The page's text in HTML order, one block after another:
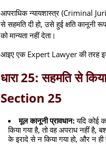
आपराधिक न्यायशास्त्र (Criminal
से सहमति दी हो, उसे हुई क्षति कानूनी
को मान्यता नहीं देता।
आइए एक Expert Lawyer की तरह
धारा 25: सहमति से
Section 25
मूल कानूनी प्रावधान:यदि कोई
किया गया है, तो वह अपराध नहीं
के इरादे से न किया गया हो, और न